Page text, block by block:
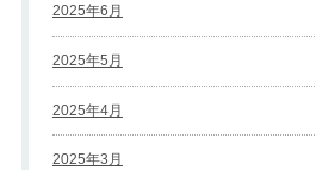
2025年6月
2025年5月
2025年4月
2025年3月